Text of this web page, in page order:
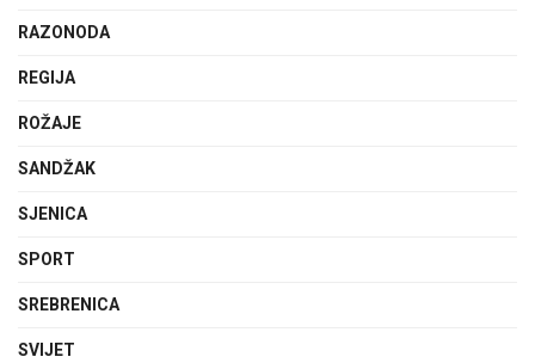
RAZONODA
REGIJA
ROŽAJE
SANDŽAK
SJENICA
SPORT
SREBRENICA
SVIJET